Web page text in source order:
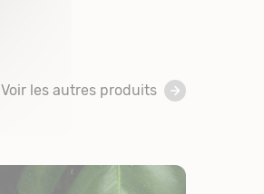
Voir les autres produits